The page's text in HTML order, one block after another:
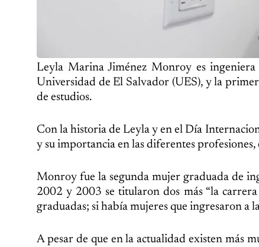
Leyla Marina Jiménez Monroy es
Universidad de El Salvador (UES), y la
de estudios.
Con la historia de Leyla y en el Día
y su importancia en las diferentes
Monroy fue la segunda mujer graduada de
2002 y 2003 se titularon dos más “la
graduadas; si había mujeres que ingresaron a
A pesar de que en la actualidad existen más